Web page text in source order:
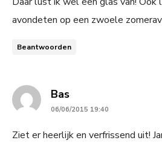
avondeten op een zwoele
Beantwoorden
Bassays:
06/06/2015 19:40
Ziet er heerlijk en verfrissend uit!